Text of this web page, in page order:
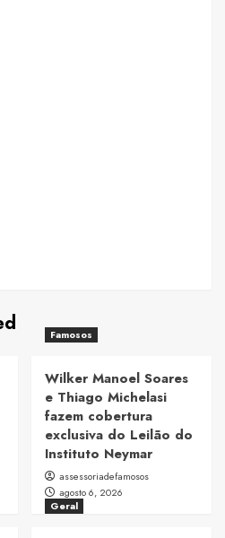
Famosos
Wilker Manoel Soares
e Thiago Michelasi
fazem cobertura
exclusiva do Leilão do
Instituto Neymar
assessoriadefamosos
agosto 6, 2026
Geral